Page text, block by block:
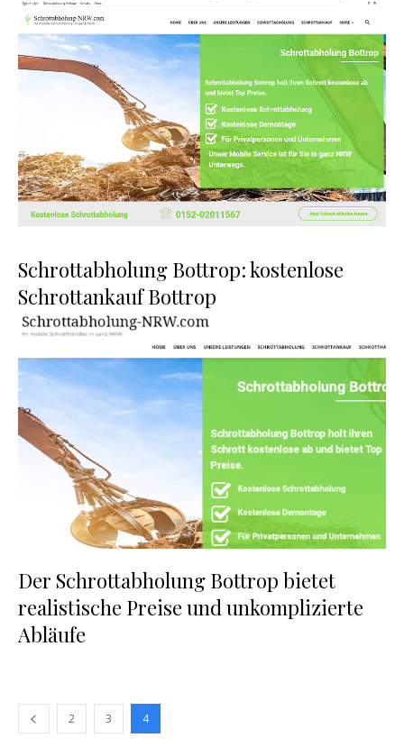
Schrottabholung Bottrop: kostenlose
Schrottankauf Bottrop
Der Schrottabholung Bottrop bietet
realistische Preise und unkomplizierte
Abläufe
2 3 4